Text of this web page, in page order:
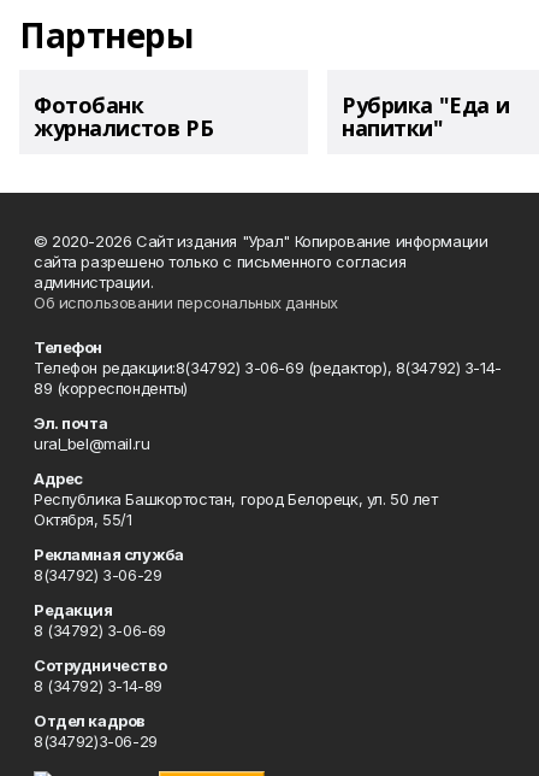
Партнеры
Фотобанк
журналистов РБ
Рубрика "Еда и
напитки"
© 2020-2026 Сайт издания "Урал" Копирование информации
сайта разрешено только с письменного согласия
администрации.
Об использовании персональных данных
Телефон
Телефон редакции:8(34792) 3-06-69 (редактор), 8(34792) 3-14-
89 (корреспонденты)
Эл. почта
ural_bel@mail.ru
Адрес
Республика Башкортостан, город Белорецк, ул. 50 лет
Октября, 55/1
Рекламная служба
8(34792) 3-06-29
Редакция
8 (34792) 3-06-69
Сотрудничество
8 (34792) 3-14-89
Отдел кадров
8(34792)3-06-29